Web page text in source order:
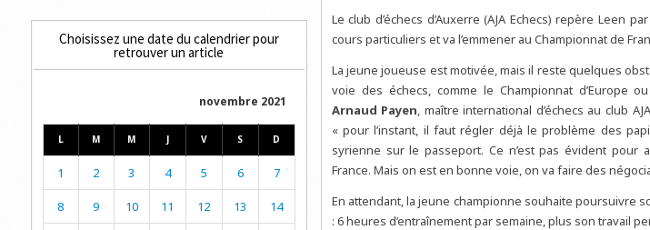
Le club d’échecs d’Auxerre (AJA Echecs) repère Leen
cours particuliers et va l’emmener au Championnat de
La jeune joueuse est motivée, mais il reste quelques
voie des échecs, comme le Championnat d’Europe
Arnaud Payen, maître international d’échecs au club
« pour l’instant, il faut régler déjà le problème des
syrienne sur le passeport. Ce n’est pas évident pour
France. Mais on est en bonne voie, on va faire des
En attendant, la jeune championne souhaite poursuivre
: 6 heures d’entraînement par semaine, plus son travail
Choisissez une date du calendrier pour
retrouver un article
novembre 2021
L M M J V S D
1 2 3 4 5 6 7
8 9 10 11 12 13 14